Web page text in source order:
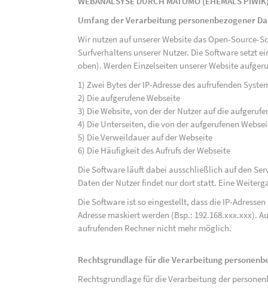
Umfang der Verarbeitung personenbezogener
Wir nutzen auf unserer Website das Open-Source-
Surfverhaltens unserer Nutzer. Die Software setzt
oben). Werden Einzelseiten unserer Website
1) Zwei Bytes der IP-Adresse des aufrufenden
2) Die aufgerufene Webseite
3) Die Website, von der der Nutzer auf die
4) Die Unterseiten, die von der aufgerufenen
5) Die Verweildauer auf der Webseite
6) Die Häufigkeit des Aufrufs der Webseite
Die Software läuft dabei ausschließlich auf den
Daten der Nutzer findet nur dort statt. Eine
Die Software ist so eingestellt, dass die IP-
Adresse maskiert werden (Bsp.: 192.168.xxx.xxx).
aufrufenden Rechner nicht mehr möglich.
Rechtsgrundlage für die Verarbeitung
Rechtsgrundlage für die Verarbeitung der